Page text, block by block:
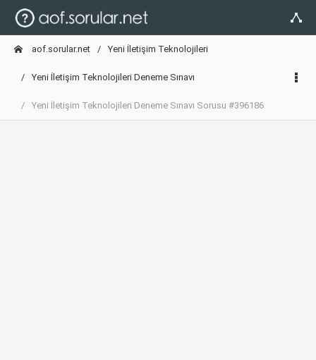
aof.sorular.net Yeni İletişim Teknolojileri
Yeni İletişim Teknolojileri Deneme Sınavı
Yeni İletişim Teknolojileri Deneme Sınavı Sorusu #396186